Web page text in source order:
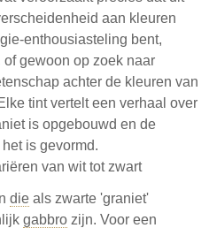
die elk bijdragen aan het
Het koelproces van
de textuur en
zijn.
variëren van wit tot zwart,
zoals kwarts en
grote kristallen zich
aan kleuren
enthousiasteling bent,
gewoon op zoek naar
achter de kleuren van
tint vertelt een verhaal over
is opgebouwd en de
is gevormd.
die als zwarte 'graniet'
gabbro zijn. Voor een